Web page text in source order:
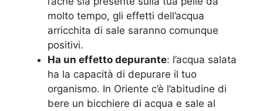
molto tempo, gli effetti dell’acqua
arricchita di sale saranno comunque
positivi.
Ha un effetto depurante: l’acqua salata
ha la capacità di depurare il tuo
organismo. In Oriente c’è l’abitudine di
bere un bicchiere di acqua e sale al